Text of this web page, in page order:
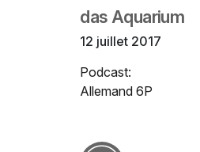
das Aquarium
12 juillet 2017
Podcast:
Allemand 6P